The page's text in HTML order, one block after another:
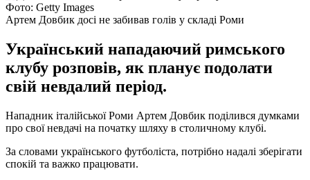
Фото: Getty Images
Артем Довбик досі не забивав голів у складі Роми
Український нападаючий римського
клубу розповів, як планує подолати
свій невдалий період.
Нападник італійської Роми Артем Довбик поділився думками
про свої невдачі на початку шляху в столичному клубі.
За словами українського футболіста, потрібно надалі зберігати
спокій та важко працювати.